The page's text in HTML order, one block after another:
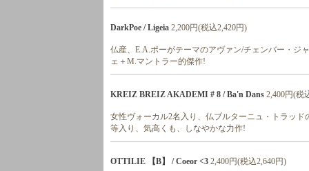
DarkPoe / Ligeia 2,200円(税込2,420円)
仏産、E.A.ポーがテーマのアヴァン/チェンバー・ジ
ェ＋M.マントラー的傑作!
KREIZ BREIZ AKADEMI # 8 / Ba'n Dans 2,400円(税
女性ヴォーカル2名入り、仏ブルターニュ・トラッ
等入り、気高くも、しなやかな力作!
OTTILIE 【B】 / Coeor <3 2,400円(税込2,640円)